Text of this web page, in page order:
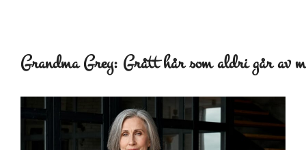
Grandma Grey: Grått hår som aldri går av